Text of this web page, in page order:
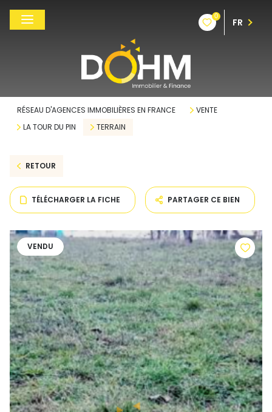
0
FR
RÉSEAU D'AGENCES IMMOBILIÈRES EN FRANCE
VENTE
LA TOUR DU PIN
TERRAIN
RETOUR
TÉLÉCHARGER LA FICHE PARTAGER CE BIEN
VENDU